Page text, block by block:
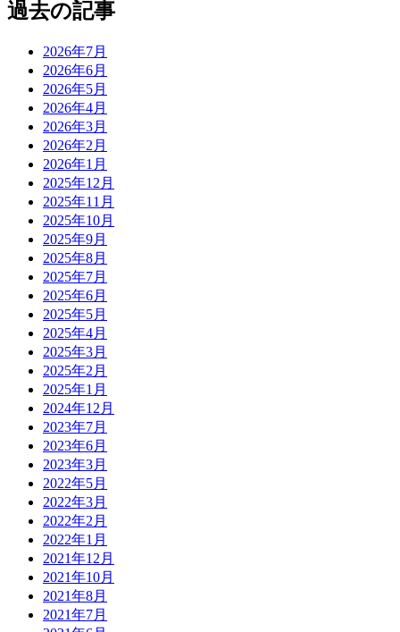
過去の記事
2026年7月
2026年6月
2026年5月
2026年4月
2026年3月
2026年2月
2026年1月
2025年12月
2025年11月
2025年10月
2025年9月
2025年8月
2025年7月
2025年6月
2025年5月
2025年4月
2025年3月
2025年2月
2025年1月
2024年12月
2023年7月
2023年6月
2023年3月
2022年5月
2022年3月
2022年2月
2022年1月
2021年12月
2021年10月
2021年8月
2021年7月